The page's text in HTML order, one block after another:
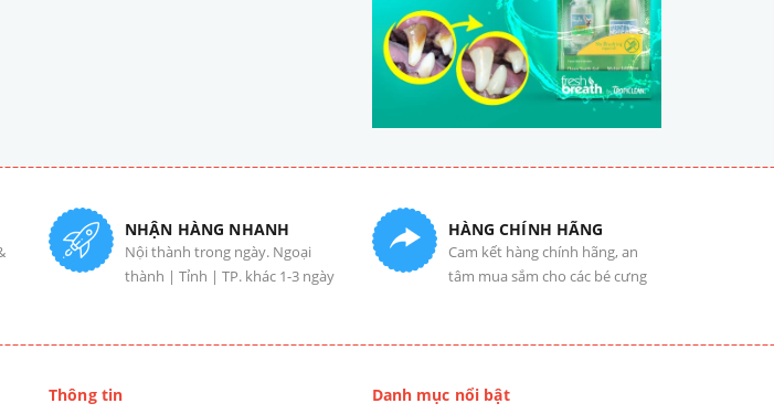
NHẬN HÀNG NHANH
Nội thành trong ngày. Ngoại
thành | Tỉnh | TP. khác 1-3 ngày
HÀNG CHÍNH HÃNG
Cam kết hàng chính hãng, an
tâm mua sắm cho các bé cưng
Thông tin Danh mục nổi bật